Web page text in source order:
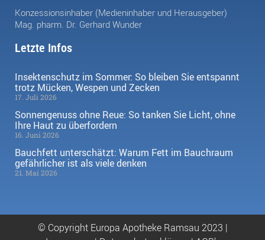
Konzessionsinhaber (Medieninhaber und Herausgeber)
Mag. pharm. Dr. Gerhard Wunder
Letzte Infos
Insektenschutz im Sommer: So bleiben Sie entspannt
trotz Mücken, Wespen und Zecken
17. Juli 2026
Sonnengenuss ohne Reue: So tanken Sie Licht, ohne
Ihre Haut zu überfordern
16. Juni 2026
Bauchfett unterschätzt: Warum Fett im Bauchraum
gefährlicher ist als viele denken
21. Mai 2026
© Copyright Europa Apotheke Ramsau 2023 |